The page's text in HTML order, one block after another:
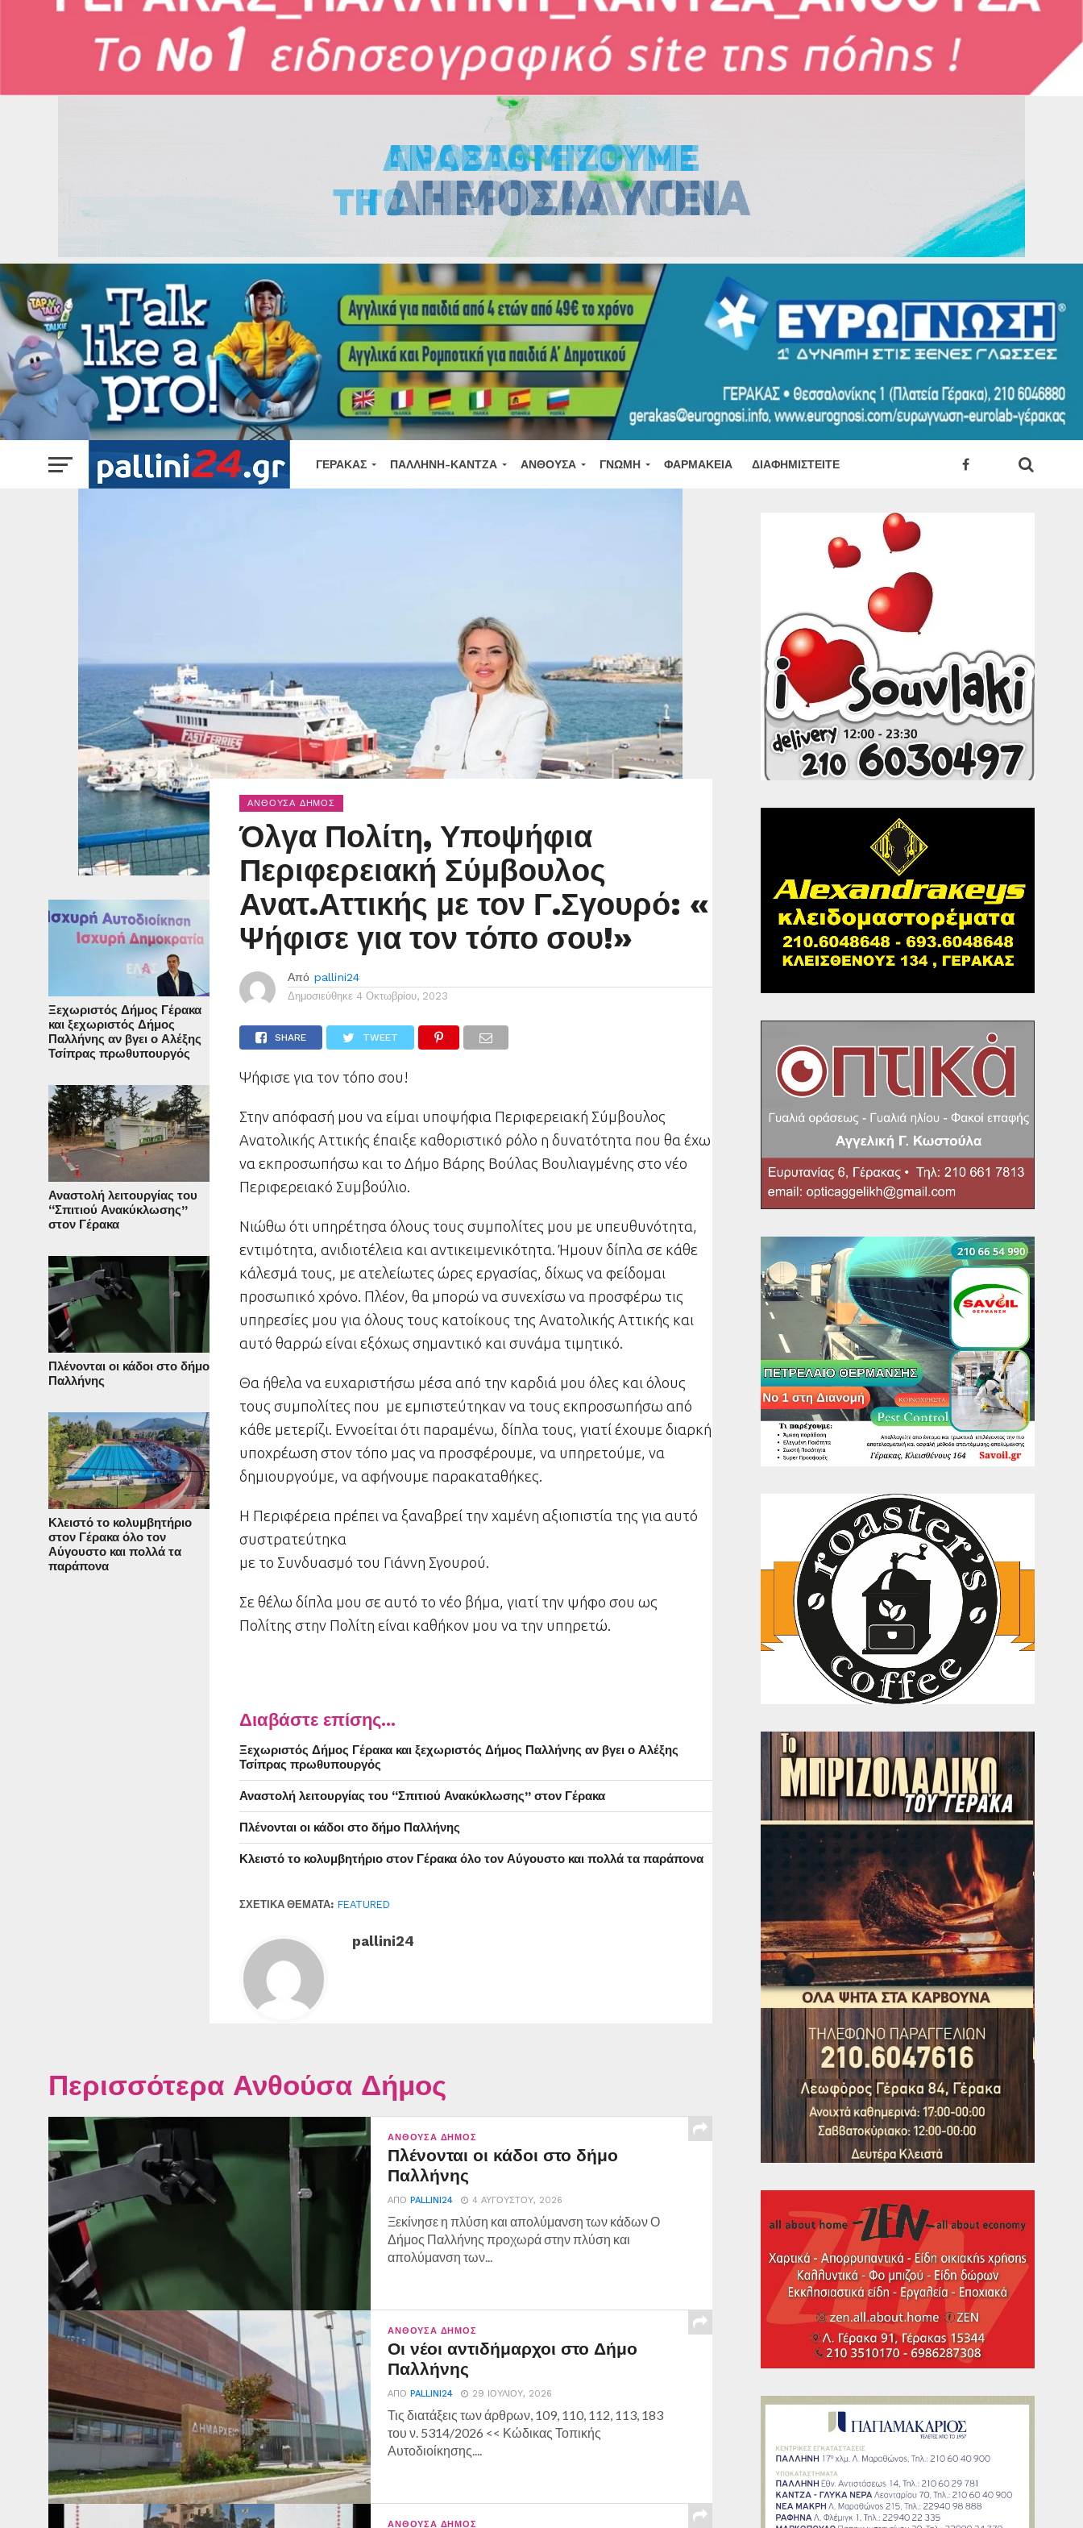
ΓΈΡΑΚΑΣ ΠΑΛΛΉΝΗ-ΚΆΝΤΖΑ ΑΝΘΟΎΣΑ ΓΝΏΜΗ ΦΑΡΜΑΚΕΊΑ ΔΙΑΦΗΜΙΣΤΕΊΤΕ
Ξεχωριστός Δήμος Γέρακα
και ξεχωριστός Δήμος
Παλλήνης αν βγει ο Αλέξης
Τσίπρας πρωθυπουργός
Αναστολή λειτουργίας του
“Σπιτιού Ανακύκλωσης”
στον Γέρακα
Πλένονται οι κάδοι στο δήμο
Παλλήνης
Κλειστό το κολυμβητήριο
στον Γέρακα όλο τον
Αύγουστο και πολλά τα
παράπονα
ΑΝΘΟΎΣΑ ΔΉΜΟΣ
Όλγα Πολίτη, Υποψήφια
Περιφερειακή Σύμβουλος
Ανατ.Αττικής με τον Γ.Σγουρό: «
Ψήφισε για τον τόπο σου!»
Από pallini24
Δημοσιεύθηκε 4 Οκτωβρίου, 2023
SHARE TWEET
Ψήφισε για τον τόπο σου!
Στην απόφασή μου να είμαι υποψήφια Περιφερειακή Σύμβουλος
Ανατολικής Αττικής έπαιξε καθοριστικό ρόλο η δυνατότητα που θα έχω
να εκπροσωπήσω και το Δήμο Βάρης Βούλας Βουλιαγμένης στο νέο
Περιφερειακό Συμβούλιο.
Νιώθω ότι υπηρέτησα όλους τους συμπολίτες μου με υπευθυνότητα,
εντιμότητα, ανιδιοτέλεια και αντικειμενικότητα. Ήμουν δίπλα σε κάθε
κάλεσμά τους, με ατελείωτες ώρες εργασίας, δίχως να φείδομαι
προσωπικό χρόνο. Πλέον, θα μπορώ να συνεχίσω να προσφέρω τις
υπηρεσίες μου για όλους τους κατοίκους της Ανατολικής Αττικής και
αυτό θαρρώ είναι εξόχως σημαντικό και συνάμα τιμητικό.
Θα ήθελα να ευχαριστήσω μέσα από την καρδιά μου όλες και όλους
τους συμπολίτες που με εμπιστεύτηκαν να τους εκπροσωπήσω από
κάθε μετερίζι. Εννοείται ότι παραμένω, δίπλα τους, γιατί έχουμε διαρκή
υποχρέωση στον τόπο μας να προσφέρουμε, να υπηρετούμε, να
δημιουργούμε, να αφήνουμε παρακαταθήκες.
Η Περιφέρεια πρέπει να ξαναβρεί την χαμένη αξιοπιστία της για αυτό
συστρατεύτηκα
με το Συνδυασμό του Γιάννη Σγουρού.
Σε θέλω δίπλα μου σε αυτό το νέο βήμα, γιατί την ψήφο σου ως
Πολίτης στην Πολίτη είναι καθήκον μου να την υπηρετώ.
Διαβάστε επίσης...
Ξεχωριστός Δήμος Γέρακα και ξεχωριστός Δήμος Παλλήνης αν βγει ο Αλέξης
Τσίπρας πρωθυπουργός
Αναστολή λειτουργίας του “Σπιτιού Ανακύκλωσης” στον Γέρακα
Πλένονται οι κάδοι στο δήμο Παλλήνης
Κλειστό το κολυμβητήριο στον Γέρακα όλο τον Αύγουστο και πολλά τα παράπονα
ΣΧΕΤΙΚΆ ΘΈΜΑΤΑ: FEATURED
pallini24
Περισσότερα Ανθούσα Δήμος
ΑΝΘΟΎΣΑ ΔΉΜΟΣ
Πλένονται οι κάδοι στο δήμο
Παλλήνης
ΑΠΌ PALLINI24 4 ΑΥΓΟΎΣΤΟΥ, 2026
Ξεκίνησε η πλύση και απολύμανση των κάδων Ο
Δήμος Παλλήνης προχωρά στην πλύση και
απολύμανση των...
ΑΝΘΟΎΣΑ ΔΉΜΟΣ
Οι νέοι αντιδήμαρχοι στο Δήμο
Παλλήνης
ΑΠΌ PALLINI24 29 ΙΟΥΛΊΟΥ, 2026
Τις διατάξεις των άρθρων, 109, 110, 112, 113, 183
του ν. 5314/2026 << Κώδικας Τοπικής
Αυτοδιοίκησης....
ΑΝΘΟΎΣΑ ΔΉΜΟΣ